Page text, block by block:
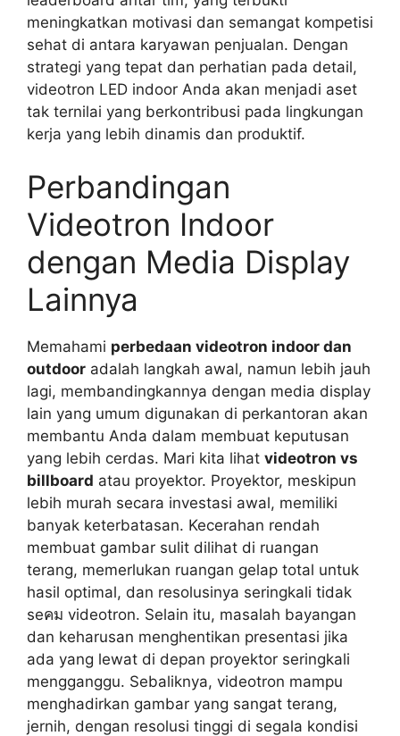
meningkatkan motivasi dan semangat kompetisi
sehat di antara karyawan penjualan. Dengan
strategi yang tepat dan perhatian pada detail,
videotron LED indoor Anda akan menjadi aset
tak ternilai yang berkontribusi pada lingkungan
kerja yang lebih dinamis dan produktif.
Perbandingan
Videotron Indoor
dengan Media Display
Lainnya
Memahami perbedaan videotron indoor dan
outdoor adalah langkah awal, namun lebih jauh
lagi, membandingkannya dengan media display
lain yang umum digunakan di perkantoran akan
membantu Anda dalam membuat keputusan
yang lebih cerdas. Mari kita lihat videotron vs
billboard atau proyektor. Proyektor, meskipun
lebih murah secara investasi awal, memiliki
banyak keterbatasan. Kecerahan rendah
membuat gambar sulit dilihat di ruangan
terang, memerlukan ruangan gelap total untuk
hasil optimal, dan resolusinya seringkali tidak
seคม videotron. Selain itu, masalah bayangan
dan keharusan menghentikan presentasi jika
ada yang lewat di depan proyektor seringkali
mengganggu. Sebaliknya, videotron mampu
menghadirkan gambar yang sangat terang,
jernih, dengan resolusi tinggi di segala kondisi